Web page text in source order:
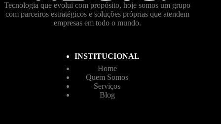
Tecnologia que evolui com propósito, hoje somos um grupo
com parceiros estratégicos e soluções próprias que atendem
empresas em todo o mundo.
INSTITUCIONAL
Home
Quem Somos
Serviços
Blog